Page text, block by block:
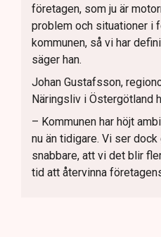
företagen, som ju är
problem och situationer i
kommunen, så vi har
säger han.
Johan Gustafsson,
Näringsliv i Östergötland
– Kommunen har höjt
nu än tidigare. Vi ser
snabbare, att vi det blir
tid att återvinna